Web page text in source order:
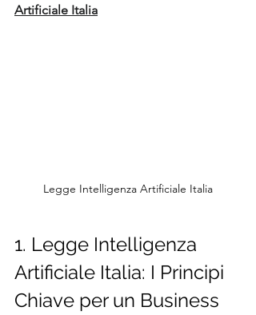
Artificiale Italia
Legge Intelligenza Artificiale Italia
1. Legge Intelligenza
Artificiale Italia: I Principi
Chiave per un Business